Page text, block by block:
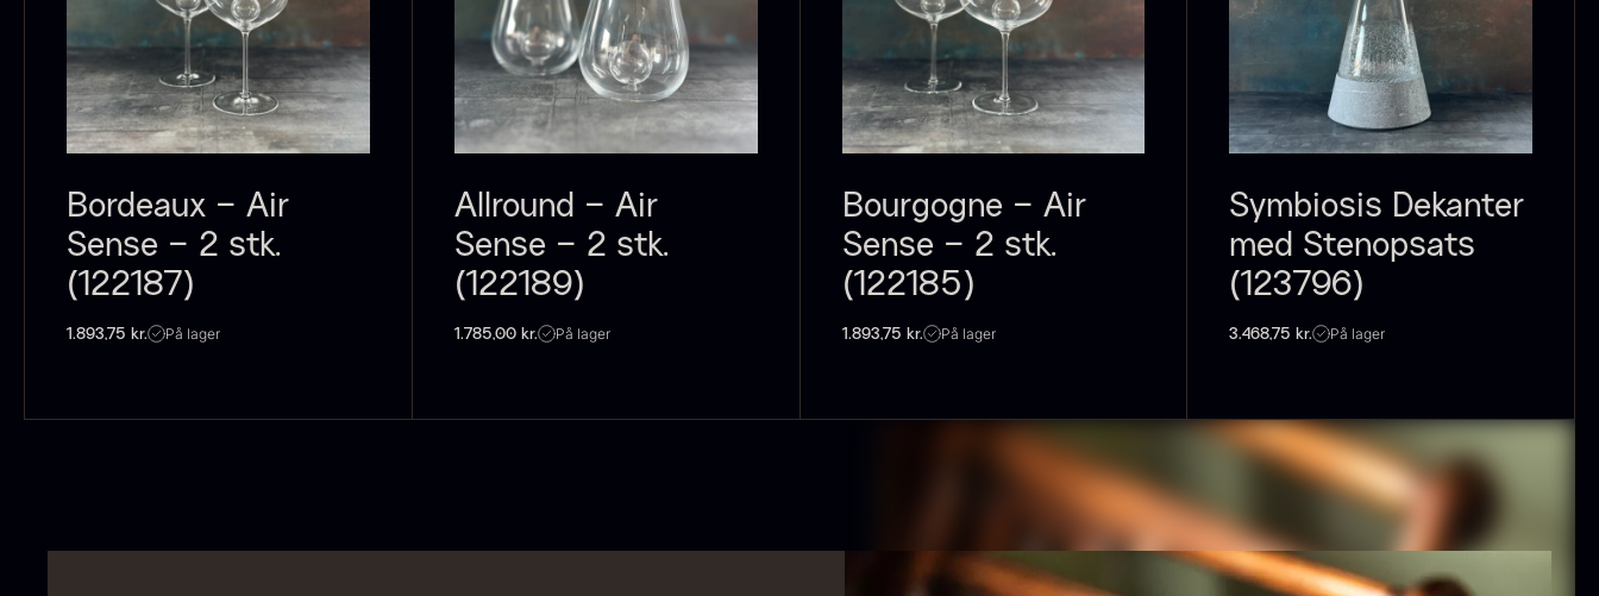
Bordeaux – Air
Sense – 2 stk.
(122187)
1.893,75 kr. På lager
Allround – Air
Sense – 2 stk.
(122189)
1.785,00 kr. På lager
Bourgogne – Air
Sense – 2 stk.
(122185)
1.893,75 kr. På lager
Symbiosis Dekanter
med Stenopsats
(123796)
3.468,75 kr. På lager